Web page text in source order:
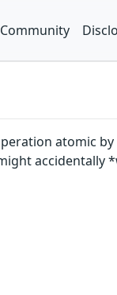
Community
atomic
accidentally